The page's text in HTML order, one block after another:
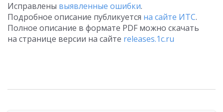
Исправлены выявленные ошибки.
Подробное описание публикуется на сайте ИТС.
Полное описание в формате PDF можно скачать
на странице версии на сайте releases.1c.ru